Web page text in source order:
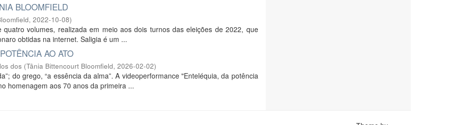
BLOOMFIELD
, 2022-10-08)
volumes, realizada em meio aos dois turnos das eleições de 2022, que
obtidas na internet. Saligia é um ...
AO ATO
dos (Tânia Bittencourt Bloomfield, 2026-02-02)
do grego, “a essência da alma”. A videoperformance "Enteléquia, da potência
homenagem aos 70 anos da primeira ...